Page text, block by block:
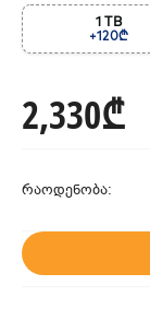
1 TB
+120₾
2,330₾
რაოდენობა: